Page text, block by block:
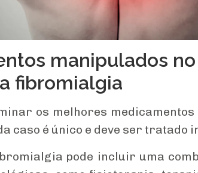
manipulados
fibromialgia
os melhores
caso é único e deve ser tratado
pode incluir uma